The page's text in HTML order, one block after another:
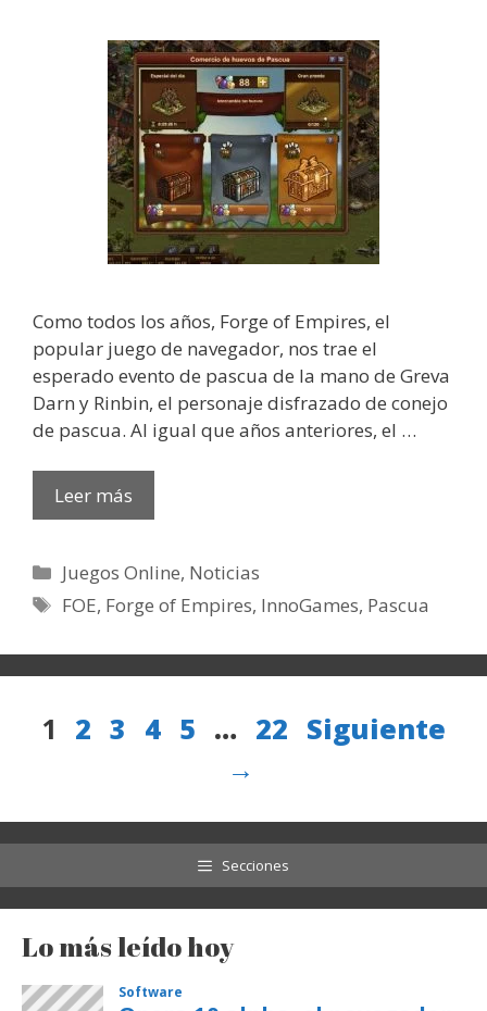
Como todos los años, Forge of Empires, el
popular juego de navegador, nos trae el
esperado evento de pascua de la mano de Greva
Darn y Rinbin, el personaje disfrazado de conejo
de pascua. Al igual que años anteriores, el …
Leer más
Categorías
Juegos Online, Noticias
Etiquetas
FOE, Forge of Empires, InnoGames, Pascua
Página
1 Página
2 Página
3 Página
4 Página
5 … Página
22 Siguiente
→
Secciones
Lo más leído hoy